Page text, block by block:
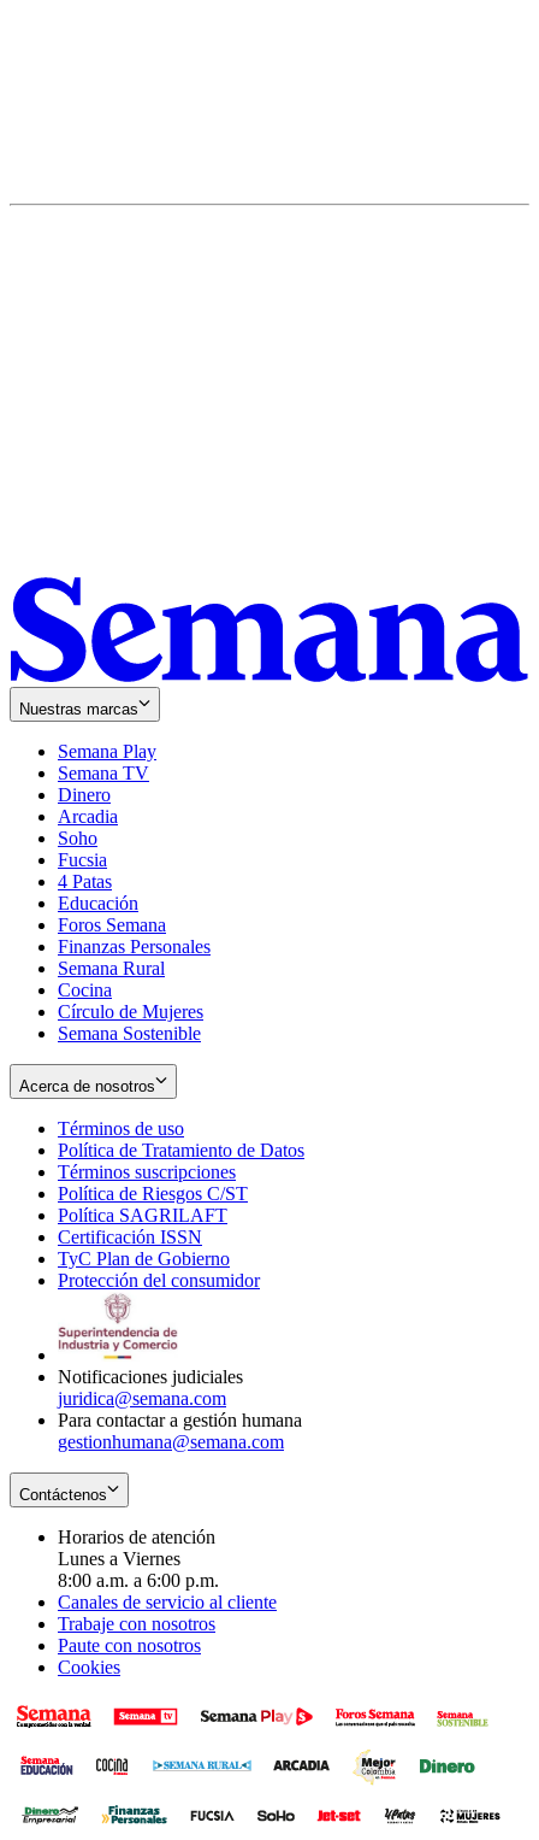
Nuestras marcas
Semana Play
Semana TV
Dinero
Arcadia
Soho
in
new
window
Fucsia
in
new
window
4 Patas
Educación
Foros Semana
Finanzas Personales
Semana Rural
Cocina
Círculo de Mujeres
Semana Sostenible
Acerca de nosotros
Términos de uso
in
new
window
Política de Tratamiento de Datos
Términos suscripciones
in
Política de Riesgos C/ST
Política SAGRILAFT
new
window
Certificación ISSN
in
new
TyC Plan de Gobierno
in
Protección del consumidorOpens
Notificaciones judiciales
juridica@semana.com
Para contactar a gestión humana
gestionhumana@semana.com
Contáctenos
Horarios de atención
Lunes a Viernes
8:00 a.m. a 6:00 p.m.
Canales de servicio al cliente
Trabaje con nosotros
Paute con nosotros
Cookies